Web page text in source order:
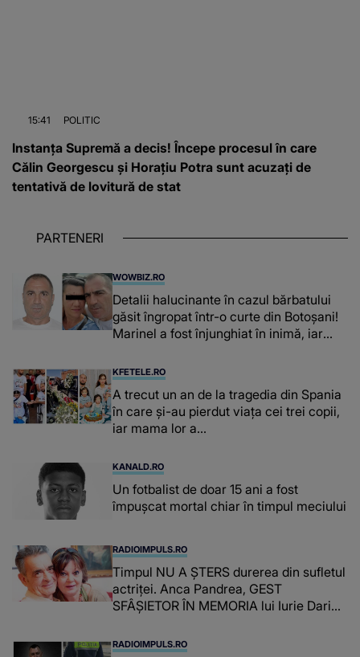
15:41 POLITIC
Instanța Supremă a decis! Începe procesul în care
Călin Georgescu și Horațiu Potra sunt acuzați de
tentativă de lovitură de stat
PARTENERI
WOWBIZ.RO
Detalii halucinante în cazul bărbatului
găsit îngropat într-o curte din Botoșani!
Marinel a fost înjunghiat în inimă, iar
suspecți
KFETELE.RO
A trecut un an de la tragedia din Spania
în care și-au pierdut viața cei trei copii,
iar mama lor a…
KANALD.RO
Un fotbalist de doar 15 ani a fost
împușcat mortal chiar în timpul meciului
RADIOIMPULS.RO
Timpul NU A ȘTERS durerea din sufletul
actriței. Anca Pandrea, GEST
SFÂȘIETOR ÎN MEMORIA lui Iurie Darie:
timpul parcă..."
RADIOIMPULS.RO